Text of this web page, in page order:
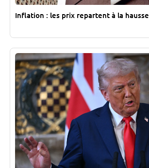
Inflation : les prix repartent à la